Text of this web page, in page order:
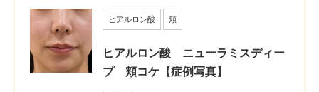
ヒアルロン酸 頬
ヒアルロン酸 ニューラミスディー
プ 頬コケ【症例写真】